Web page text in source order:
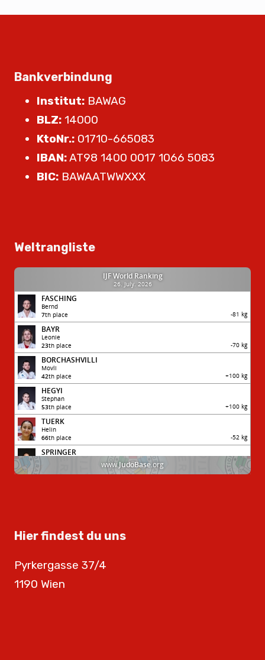
Bankverbindung
Institut: BAWAG
BLZ: 14000
KtoNr.: 01710-665083
IBAN:AT98 1400 0017 1066 5083
BIC: BAWAATWWXXX
Weltrangliste
Hier findest du uns
Pyrkergasse 37/4
1190 Wien